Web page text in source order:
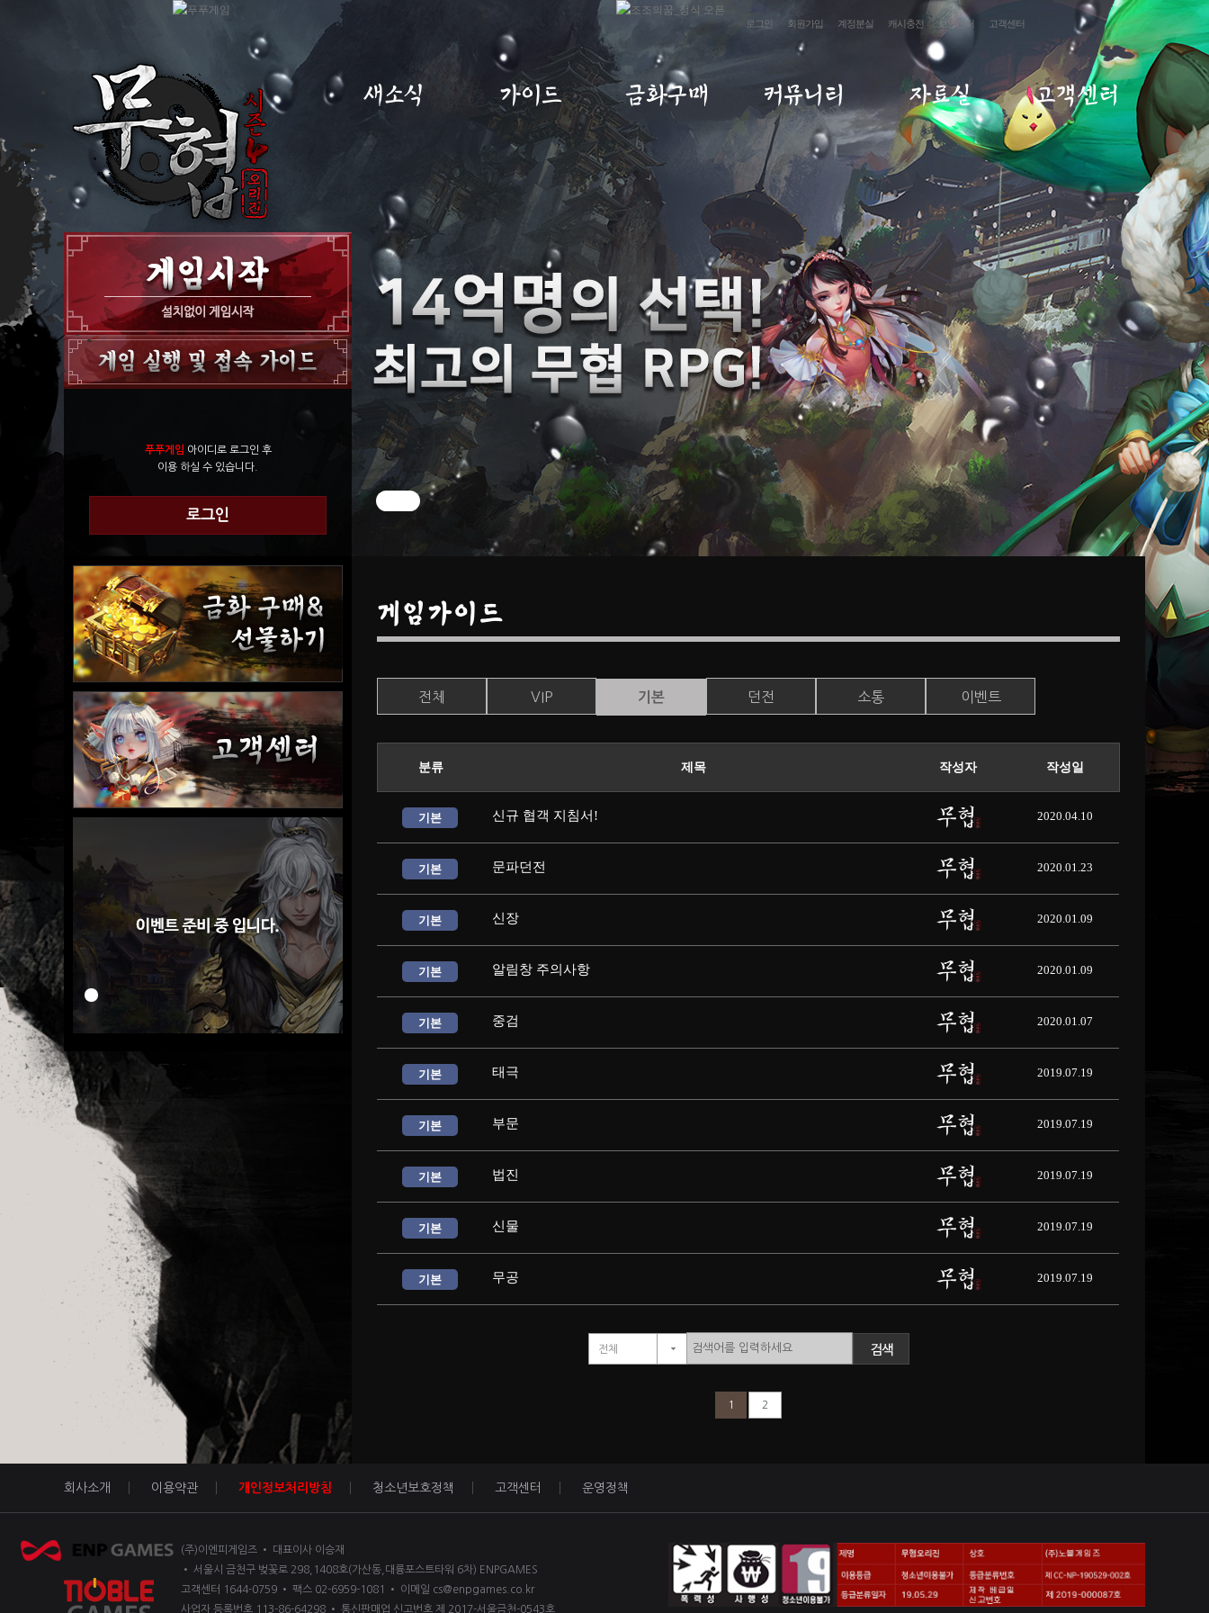
로그인 회원가입 계정분실 캐시충전 보안센터 고객센터
새소식
GM TIP
가이드
초보자가이드
게임소개
직업소개
게임가이드
금화구매
금화구매
구매내역
MP교환소
커뮤니티
자유게시판
이미지게시판
공략게시판
무림재패
건의사항
자료실
갤러리
미디어센터
고객센터
FAQ
1:1문의
답변확인
푸푸게임 아이디로 로그인 후
이용 하실 수 있습니다.
로그인
게임가이드
전체 VIP 기본 던전 소통 이벤트
분류 제목 작성자 작성일
기본 신규 협객 지침서! 2020.04.10
기본 문파던전 2020.01.23
기본 신장 2020.01.09
기본 알림창 주의사항 2020.01.09
기본 중검 2020.01.07
기본 태극 2019.07.19
기본 부문 2019.07.19
기본 법진 2019.07.19
기본 신물 2019.07.19
기본 무공 2019.07.19
전체
1 2
회사소개 이용약관 개인정보처리방침 청소년보호정책 고객센터 운영정책
(주)이엔피게임즈 • 대표이사 이승재
• 서울시 금천구 벚꽃로 298,1408호(가산동,대륭포스트타워 6차) ENPGAMES
고객센터 1644-0759 • 팩스 02-6959-1081 • 이메일 cs@enpgames.co.kr
사업자 등록번호 113-86-64298 • 통신판매업 신고번호 제 2017-서울금천-0543호